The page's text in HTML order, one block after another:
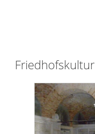
Friedhofskultur